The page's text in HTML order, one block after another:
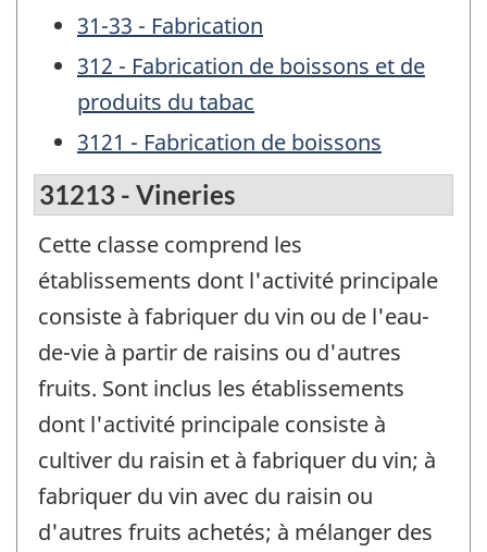
31-33 - Fabrication
312 - Fabrication de boissons et de
produits du tabac
3121 - Fabrication de boissons
31213 - Vineries
Cette classe comprend les
établissements dont l'activité principale
consiste à fabriquer du vin ou de l'eau-
de-vie à partir de raisins ou d'autres
fruits. Sont inclus les établissements
dont l'activité principale consiste à
cultiver du raisin et à fabriquer du vin; à
fabriquer du vin avec du raisin ou
d'autres fruits achetés; à mélanger des